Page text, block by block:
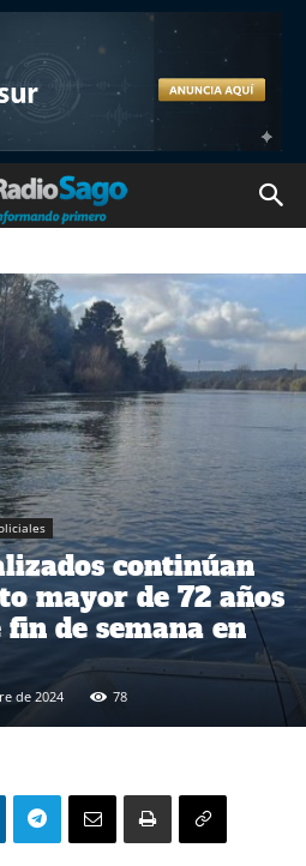
continúan
mayor de 72 años
de semana en
de 2024 78